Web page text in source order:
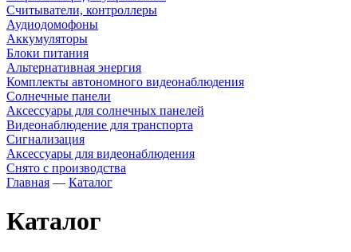
Считыватели, контроллеры
Аудиодомофоны
Аккумуляторы
Блоки питания
Альтернативная энергия
Комплекты автономного видеонаблюдения
Солнечные панели
Аксессуары для солнечных панелей
Видеонаблюдение для транспорта
Сигнализация
Аксессуары для видеонаблюдения
Снято с производства
Главная — Каталог
Каталог